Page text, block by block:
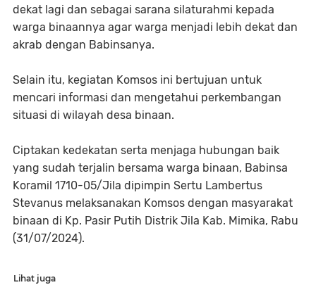
dekat lagi dan sebagai sarana silaturahmi kepada
warga binaannya agar warga menjadi lebih dekat dan
akrab dengan Babinsanya.
Selain itu, kegiatan Komsos ini bertujuan untuk
mencari informasi dan mengetahui perkembangan
situasi di wilayah desa binaan.
Ciptakan kedekatan serta menjaga hubungan baik
yang sudah terjalin bersama warga binaan, Babinsa
Koramil 1710-05/Jila dipimpin Sertu Lambertus
Stevanus melaksanakan Komsos dengan masyarakat
binaan di Kp. Pasir Putih Distrik Jila Kab. Mimika, Rabu
(31/07/2024).
Lihat juga